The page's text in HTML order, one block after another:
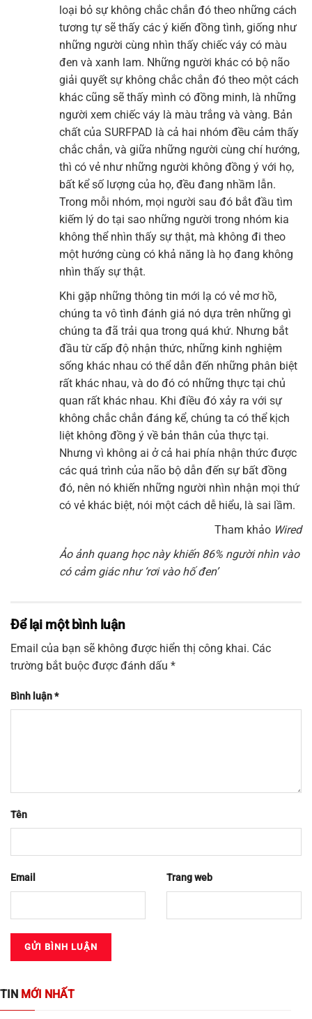
loại bỏ sự không chắc chắn đó theo những cách
tương tự sẽ thấy các ý kiến đồng tình, giống như
những người cùng nhìn thấy chiếc váy có màu
đen và xanh lam. Những người khác có bộ não
giải quyết sự không chắc chắn đó theo một cách
khác cũng sẽ thấy mình có đồng minh, là những
người xem chiếc váy là màu trắng và vàng. Bản
chất của SURFPAD là cả hai nhóm đều cảm thấy
chắc chắn, và giữa những người cùng chí hướng,
thì có vẻ như những người không đồng ý với họ,
bất kể số lượng của họ, đều đang nhầm lẫn.
Trong mỗi nhóm, mọi người sau đó bắt đầu tìm
kiếm lý do tại sao những người trong nhóm kia
không thể nhìn thấy sự thật, mà không đi theo
một hướng cùng có khả năng là họ đang không
nhìn thấy sự thật.
Khi gặp những thông tin mới lạ có vẻ mơ hồ,
chúng ta vô tình đánh giá nó dựa trên những gì
chúng ta đã trải qua trong quá khứ. Nhưng bắt
đầu từ cấp độ nhận thức, những kinh nghiệm
sống khác nhau có thể dẫn đến những phân biệt
rất khác nhau, và do đó có những thực tại chủ
quan rất khác nhau. Khi điều đó xảy ra với sự
không chắc chắn đáng kể, chúng ta có thể kịch
liệt không đồng ý về bản thân của thực tại.
Nhưng vì không ai ở cả hai phía nhận thức được
các quá trình của não bộ dẫn đến sự bất đồng
đó, nên nó khiến những người nhìn nhận mọi thứ
có vẻ khác biệt, nói một cách dễ hiểu, là sai lầm.
Tham khảo Wired
Ảo ảnh quang học này khiến 86% người nhìn vào
có cảm giác như ‘rơi vào hố đen’
Để lại một bình luận
Email của bạn sẽ không được hiển thị công khai. Các
trường bắt buộc được đánh dấu *
Bình luận*
Tên
Email Trang web
TIN MỚI NHẤT